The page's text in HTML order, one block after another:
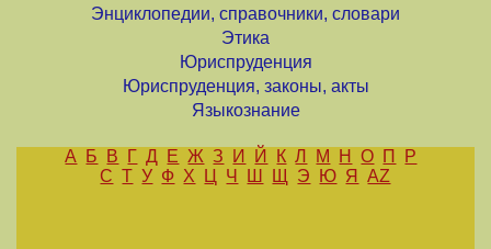
Энциклопедии, справочники, словари
Этика
Юриспруденция
Юриспруденция, законы, акты
Языкознание
А Б В Г Д Е Ж З И Й К Л М Н О П
Р
С Т У Ф Х Ц Ч Ш Щ Э Ю Я AZ